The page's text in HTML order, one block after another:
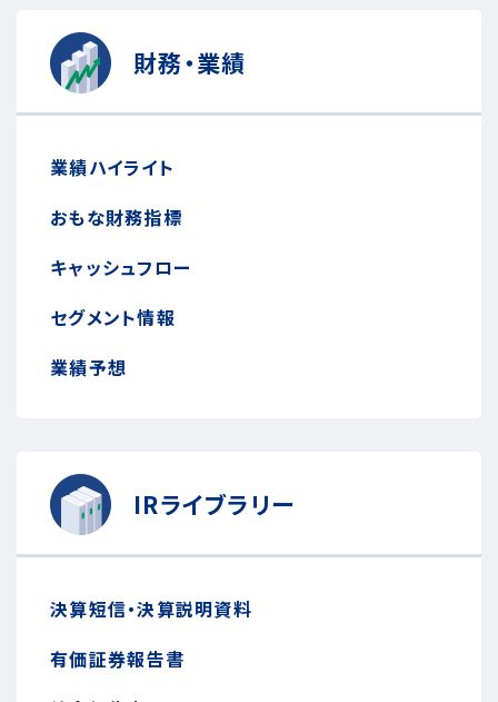
財務・業績
業績ハイライト
おもな財務指標
キャッシュフロー
セグメント情報
業績予想
IRライブラリー
決算短信・決算説明資料
有価証券報告書